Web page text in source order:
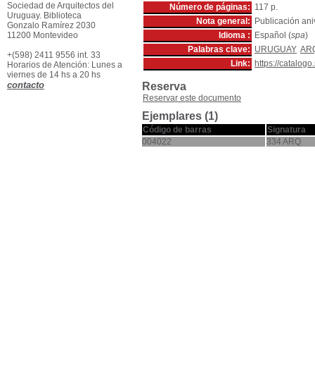
Número de páginas: 117 p.
Nota general:
Publicación
Idioma :
Español (spa)
Palabras clave: URUGUAY
Link:
https://
Reserva
Reservar este documento
Ejemplares (1)
Código de barras
Signatura
004022
334 ARQ
Sociedad de Arquitectos del
Uruguay. Biblioteca
Gonzalo Ramírez 2030
11200 Montevideo
+(598) 2411 9556 int. 33
Horarios de Atención: Lunes a
viernes de 14 hs a 20 hs
contacto